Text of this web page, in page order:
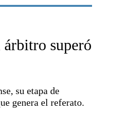
árbitro superó
su etapa de
genera el referato.